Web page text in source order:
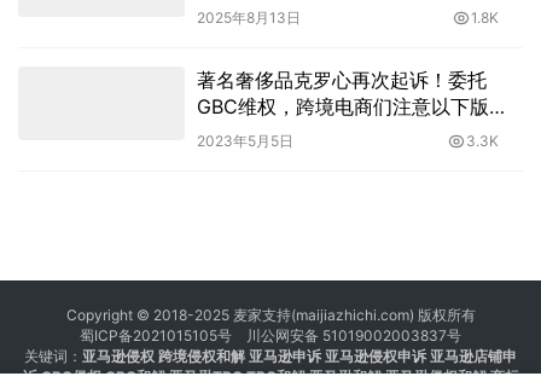
2025年8月13日 1.8K
著名奢侈品克罗心再次起诉！委托
GBC维权，跨境电商们注意以下版
权！
2023年5月5日 3.3K
Copyright © 2018-2025 麦家支持(maijiazhichi.com) 版权所有
蜀ICP备2021015105号
川公网安备 51019002003837号
关键词： 亚马逊侵权 跨境侵权和解 亚马逊申诉 亚马逊侵权申诉 亚马逊店铺申
诉 GBC侵权 GBC和解 亚马逊TRO TRO和解 亚马逊和解 亚马逊侵权和解商标